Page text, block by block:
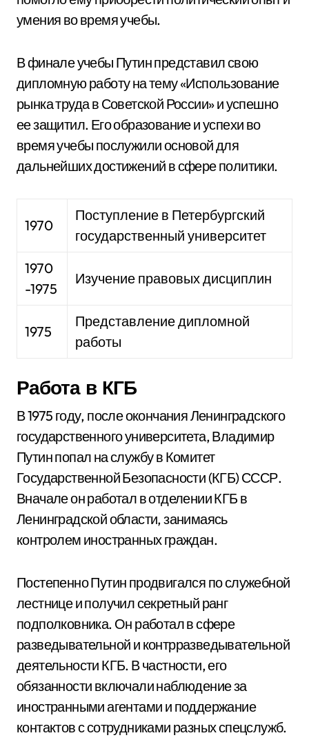
умения во время учебы.
В финале учебы Путин представил свою
дипломную работу на тему «Использование
рынка труда в Советской России» и успешно
ее защитил. Его образование и успехи во
время учебы послужили основой для
дальнейших достижений в сфере политики.
1970
Поступление в Петербургский
государственный университет
1970
-1975
Изучение правовых дисциплин
1975
Представление дипломной
работы
Работа в КГБ
В 1975 году, после окончания Ленинградского
государственного университета, Владимир
Путин попал на службу в Комитет
Государственной Безопасности (КГБ) СССР.
Вначале он работал в отделении КГБ в
Ленинградской области, занимаясь
контролем иностранных граждан.
Постепенно Путин продвигался по служебной
лестнице и получил секретный ранг
подполковника. Он работал в сфере
разведывательной и контрразведывательной
деятельности КГБ. В частности, его
обязанности включали наблюдение за
иностранными агентами и поддержание
контактов с сотрудниками разных спецслужб.